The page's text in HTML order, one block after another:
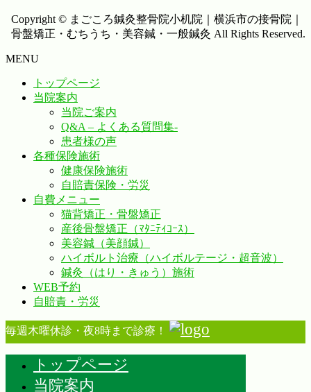
Copyright © まごころ鍼灸整骨院小机院｜横浜市の接骨院｜
骨盤矯正・むちうち・美容鍼・一般鍼灸 All Rights Reserved.
MENU
トップページ
当院案内
当院ご案内
Q&A – よくある質問集-
患者様の声
各種保険施術
健康保険施術
自賠責保険・労災
自費メニュー
猫背矯正・骨盤矯正
産後骨盤矯正（ﾏﾀﾆﾃｨｺｰｽ）
美容鍼（美顔鍼）
ハイボルト治療（ハイボルテージ・超音波）
鍼灸（はり・きゅう）施術
WEB予約
自賠責・労災
毎週木曜休診・夜8時まで診療！
トップページ
当院案内